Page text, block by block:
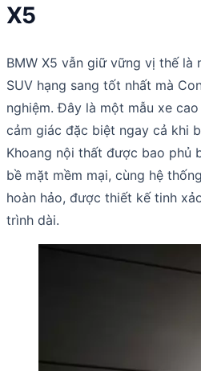
X5
BMW X5 vẫn giữ vững vị thế là
SUV hạng sang tốt nhất mà
nghiệm. Đây là một mẫu xe
cảm giác đặc biệt ngay cả khi
Khoang nội thất được bao phủ
bề mặt mềm mại, cùng hệ
hoàn hảo, được thiết kế tinh
trình dài.